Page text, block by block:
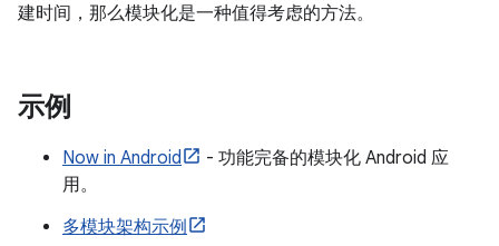
建时间，那么模块化是一种值得考虑的方法。
示例
Now in Android
- 功能完备的模块化 Android 应
用。
多模块架构示例